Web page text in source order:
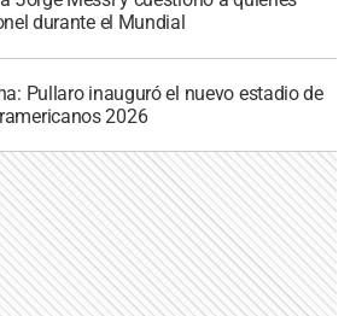
durante el Mundial
Pullaro inauguró el nuevo estadio de
2026